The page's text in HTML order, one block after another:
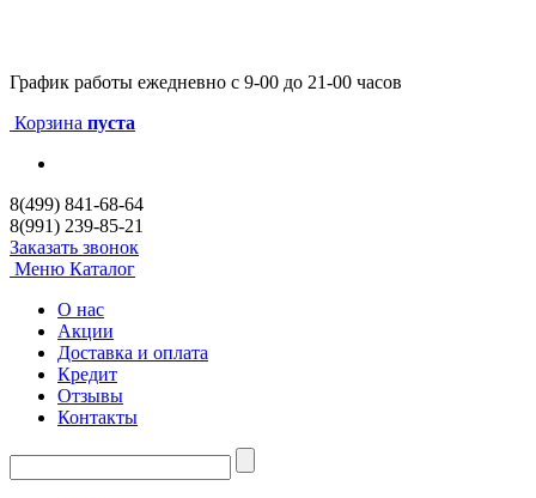
График работы ежедневно с 9-00 до 21-00 часов
Корзина пуста
8(499) 841-68-64
8(991) 239-85-21
Заказать звонок
Меню Каталог
О нас
Акции
Доставка и оплата
Кредит
Отзывы
Контакты